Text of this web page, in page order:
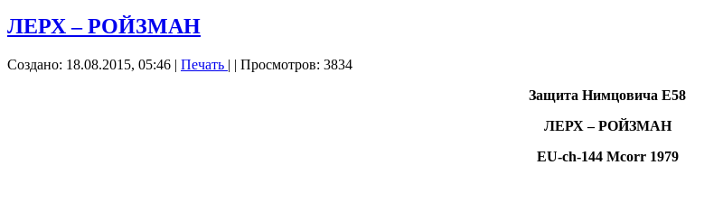
ЛЕРХ – РОЙЗМАН
Создано: 18.08.2015, 05:46 | Печать | | Просмотров: 3834
Защита Нимцовича E58
ЛЕРХ – РОЙЗМАН
EU-ch-144 Mcorr 1979